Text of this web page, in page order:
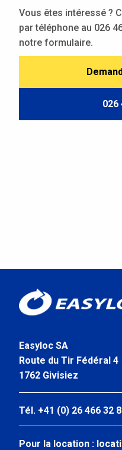
Vous êtes intéressé ?
par téléphone au 026
notre formulaire.
026
Easyloc SA
Route du Tir Fédéral 4
1762 Givisiez
Tél. +41 (0) 26 466 32
Pour la location :